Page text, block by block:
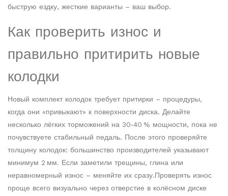
быструю ездку, жесткие варианты – ваш выбор.
Как проверить износ и
правильно притирить новые
колодки
Новый комплект колодок требует притирки – процедуры,
когда они «привыкают» к поверхности диска. Делайте
несколько лёгких торможений на 30‑40 % мощности, пока не
почувствуете стабильный педаль. После этого проверяйте
толщину колодок: большинство производителей указывают
минимум 2 мм. Если заметили трещины, глина или
неравномерный износ – меняйте их сразу.Проверять износ
проще всего визуально через отверстие в колёсном диске